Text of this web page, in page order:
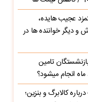
عجیب هایده،
و دیگر خواننده ها در
تامین
ماه انجام میشود؟
کالابرگ و بنزین؛